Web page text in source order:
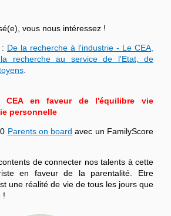
vous nous intéressez !
De la recherche à l'industrie - Le CEA,
recherche au service de l'Etat, de
CEA en faveur de l'équilibre vie
personnelle
Parents on board avec un FamilyScore
de connecter nos talents à cette
en faveur de la parentalité. Etre
une réalité de vie de tous les jours que
!